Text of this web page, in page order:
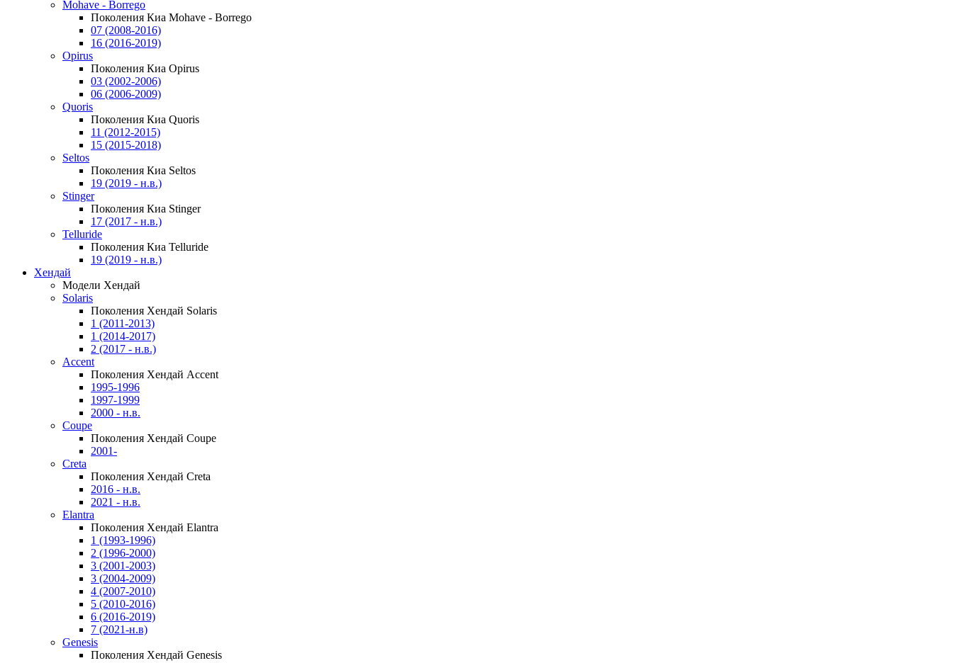
Mohave - Borrego
Поколения Киа Mohave - Borrego
07 (2008-2016)
16 (2016-2019)
Opirus
Поколения Киа Opirus
03 (2002-2006)
06 (2006-2009)
Quoris
Поколения Киа Quoris
11 (2012-2015)
15 (2015-2018)
Seltos
Поколения Киа Seltos
19 (2019 - н.в.)
Stinger
Поколения Киа Stinger
17 (2017 - н.в.)
Telluride
Поколения Киа Telluride
19 (2019 - н.в.)
Хендай
Модели Хендай
Solaris
Поколения Хендай Solaris
1 (2011-2013)
1 (2014-2017)
2 (2017 - н.в.)
Accent
Поколения Хендай Accent
1995-1996
1997-1999
2000 - н.в.
Coupe
Поколения Хендай Coupe
2001-
Creta
Поколения Хендай Creta
2016 - н.в.
2021 - н.в.
Elantra
Поколения Хендай Elantra
1 (1993-1996)
2 (1996-2000)
3 (2001-2003)
3 (2004-2009)
4 (2007-2010)
5 (2010-2016)
6 (2016-2019)
7 (2021-н.в)
Genesis
Поколения Хендай Genesis